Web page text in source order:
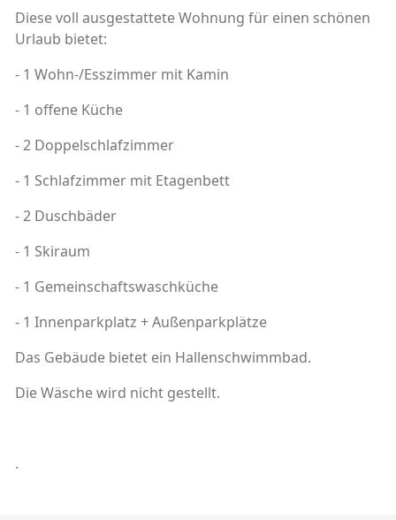
Diese voll ausgestattete Wohnung für einen schönen
Urlaub bietet:
- 1 Wohn-/Esszimmer mit Kamin
- 1 offene Küche
- 2 Doppelschlafzimmer
- 1 Schlafzimmer mit Etagenbett
- 2 Duschbäder
- 1 Skiraum
- 1 Gemeinschaftswaschküche
- 1 Innenparkplatz + Außenparkplätze
Das Gebäude bietet ein Hallenschwimmbad.
Die Wäsche wird nicht gestellt.
.